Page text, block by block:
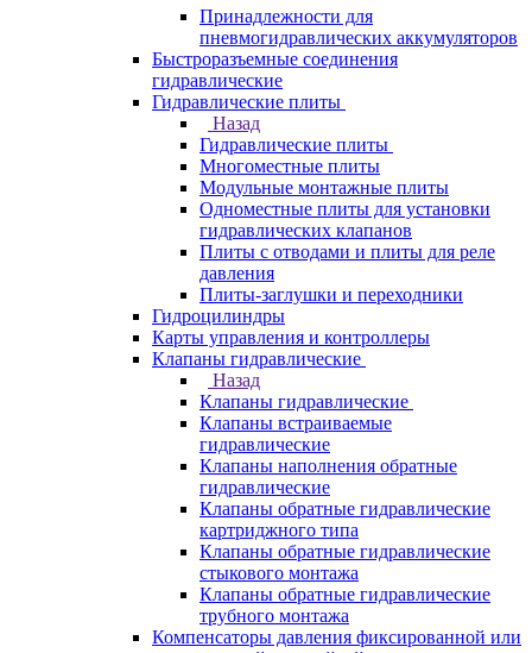
Принадлежности для
пневмогидравлических аккумуляторов
Быстроразъемные соединения
гидравлические
Гидравлические плиты
Назад
Гидравлические плиты
Многоместные плиты
Модульные монтажные плиты
Одноместные плиты для установки
гидравлических клапанов
Плиты с отводами и плиты для реле
давления
Плиты-заглушки и переходники
Гидроцилиндры
Карты управления и контроллеры
Клапаны гидравлические
Назад
Клапаны гидравлические
Клапаны встраиваемые
гидравлические
Клапаны наполнения обратные
гидравлические
Клапаны обратные гидравлические
картриджного типа
Клапаны обратные гидравлические
стыкового монтажа
Клапаны обратные гидравлические
трубного монтажа
Компенсаторы давления фиксированной или